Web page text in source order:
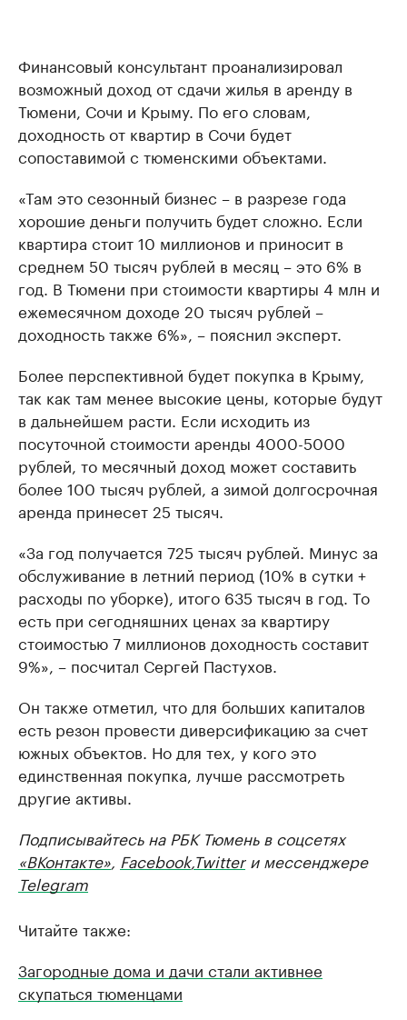
Финансовый консультант проанализировал
возможный доход от сдачи жилья в аренду в
Тюмени, Сочи и Крыму. По его словам,
доходность от квартир в Сочи будет
сопоставимой с тюменскими объектами.
«Там это сезонный бизнес – в разрезе года
хорошие деньги получить будет сложно. Если
квартира стоит 10 миллионов и приносит в
среднем 50 тысяч рублей в месяц – это 6% в
год. В Тюмени при стоимости квартиры 4 млн и
ежемесячном доходе 20 тысяч рублей –
доходность также 6%», – пояснил эксперт.
Более перспективной будет покупка в Крыму,
так как там менее высокие цены, которые будут
в дальнейшем расти. Если исходить из
посуточной стоимости аренды 4000-5000
рублей, то месячный доход может составить
более 100 тысяч рублей, а зимой долгосрочная
аренда принесет 25 тысяч.
«За год получается 725 тысяч рублей. Минус за
обслуживание в летний период (10% в сутки +
расходы по уборке), итого 635 тысяч в год. То
есть при сегодняшних ценах за квартиру
стоимостью 7 миллионов доходность составит
9%», – посчитал Сергей Пастухов.
Он также отметил, что для больших капиталов
есть резон провести диверсификацию за счет
южных объектов. Но для тех, у кого это
единственная покупка, лучше рассмотреть
другие активы.
Подписывайтесь на РБК Тюмень в соцсетях
«ВКонтакте», Facebook,Twitterи мессенджере
Telegram
Читайте также:
Загородные дома и дачи стали активнее
скупаться тюменцами